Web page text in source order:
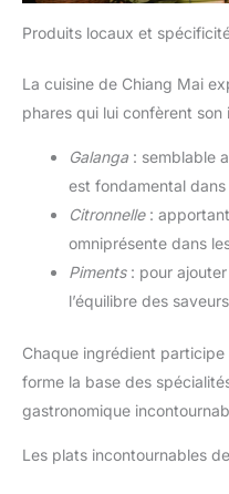
Produits locaux et
La cuisine de Chiang Mai
phares qui lui confèrent son
Galanga : semblable
est fondamental
Citronnelle: apportant
omniprésente dans
Piments: pour
l’équilibre des
Chaque ingrédient
forme la base des
gastronomique
Les plats incontournables